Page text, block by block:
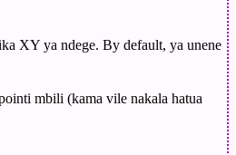
XY ya ndege. By default, ya unene
mbili (kama vile nakala hatua